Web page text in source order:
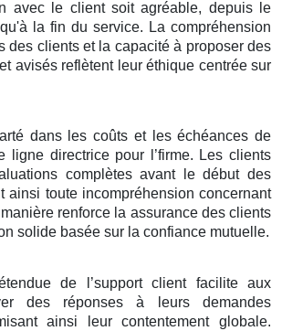
avec le client soit agréable, depuis le
la fin du service. La compréhension
des clients et la capacité à proposer des
avisés reflètent leur éthique centrée sur
dans les coûts et les échéances de
ligne directrice pour l’firme. Les clients
complètes avant le début des
ainsi toute incompréhension concernant
renforce la assurance des clients
solide basée sur la confiance mutuelle.
de l’support client facilite aux
des réponses à leurs demandes
ainsi leur contentement globale.